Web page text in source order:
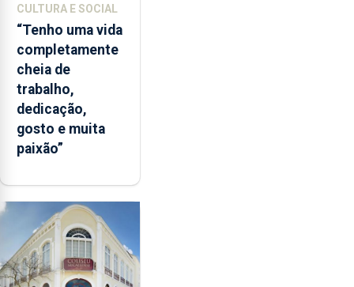
CULTURA E SOCIAL
“Tenho uma vida
completamente
cheia de
trabalho,
dedicação,
gosto e muita
paixão”